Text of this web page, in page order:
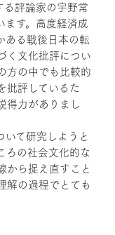
る評論家の宇野常
ます。高度経済成
ある戦後日本の転
く文化批評につい
方の中でも比較的
批評しているた
得力がありまし
て研究しようと
ろの社会文化的な
から捉え直すこと
解の過程でとても